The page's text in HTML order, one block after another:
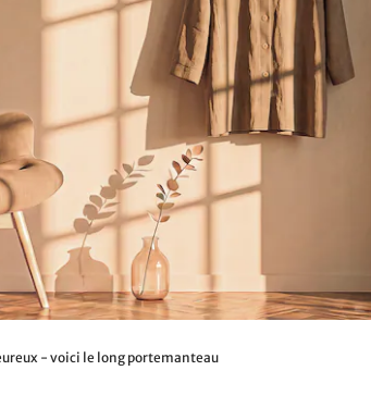
- voici le long portemanteau